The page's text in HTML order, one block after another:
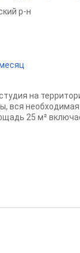
р-н
на
вся
25 м²